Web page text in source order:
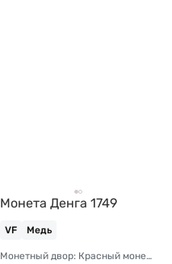
Монета Денга 1749
VF Медь
Монетный двор: Красный монетный двор (Москва); Екатеринбургский монетный двор